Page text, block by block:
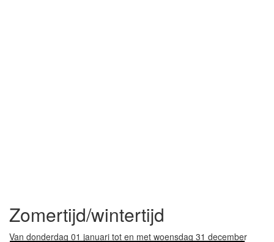
Zomertijd/wintertijd
Van donderdag 01 januari tot en met woensdag 31 december